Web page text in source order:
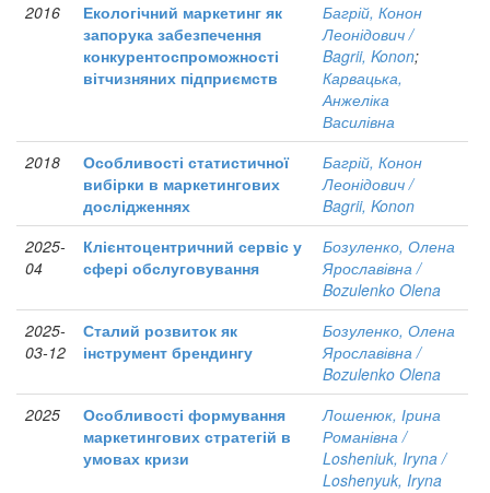
2016
Екологічний маркетинг як
запорука забезпечення
конкурентоспроможності
вітчизняних підприємств
Багрій, Конон
Леонідович /
Bagrii, Konon;
Карвацька,
Анжеліка
Василівна
2018
Особливості статистичної
вибірки в маркетингових
дослідженнях
Багрій, Конон
Леонідович /
Bagrii, Konon
2025-
04
Клієнтоцентричний сервіс у
сфері обслуговування
Бозуленко, Олена
Ярославівна /
Bozulenko Olena
2025-
03-12
Сталий розвиток як
інструмент брендингу
Бозуленко, Олена
Ярославівна /
Bozulenko Olena
2025
Особливості формування
маркетингових стратегій в
умовах кризи
Лошенюк, Ірина
Романівна /
Losheniuk, Iryna /
Loshenyuk, Iryna